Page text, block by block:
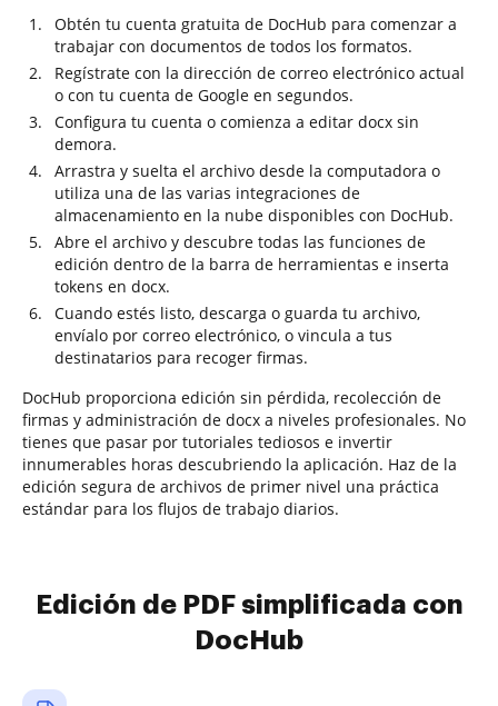
Obtén tu cuenta gratuita de DocHub para comenzar a
trabajar con documentos de todos los formatos.
Regístrate con la dirección de correo electrónico actual
o con tu cuenta de Google en segundos.
Configura tu cuenta o comienza a editar docx sin
demora.
Arrastra y suelta el archivo desde la computadora o
utiliza una de las varias integraciones de
almacenamiento en la nube disponibles con DocHub.
Abre el archivo y descubre todas las funciones de
edición dentro de la barra de herramientas e inserta
tokens en docx.
Cuando estés listo, descarga o guarda tu archivo,
envíalo por correo electrónico, o vincula a tus
destinatarios para recoger firmas.
DocHub proporciona edición sin pérdida, recolección de
firmas y administración de docx a niveles profesionales. No
tienes que pasar por tutoriales tediosos e invertir
innumerables horas descubriendo la aplicación. Haz de la
edición segura de archivos de primer nivel una práctica
estándar para los flujos de trabajo diarios.
Edición de PDF simplificada con
DocHub